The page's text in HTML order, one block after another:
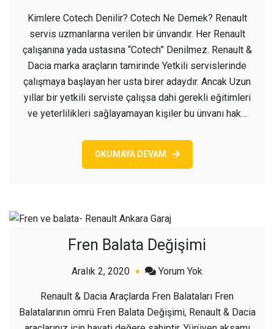
Ne
Demek?
Kimlere Cotech Denilir? Cotech Ne Demek? Renault
servis uzmanlarına verilen bir ünvandır. Her Renault
çalışanına yada ustasına “Cotech” Denilmez. Renault &
Dacia marka araçların tamirinde Yetkili servislerinde
çalışmaya başlayan her usta birer adaydır. Ancak Uzun
yıllar bir yetkili serviste çalışsa dahi gerekli eğitimleri
ve yeterlilikleri sağlayamayan kişiler bu ünvanı hak…
OKUMAYA DEVAM
Fren Balata Değişimi
Aralık 2, 2020 Yorum Yok
Balata
Değişimi
Renault & Dacia Araçlarda Fren Balataları Fren
Balatalarının ömrü Fren Balata Değişimi, Renault & Dacia